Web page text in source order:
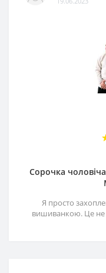
Сорочка
Я просто
вишиванкою. Це не